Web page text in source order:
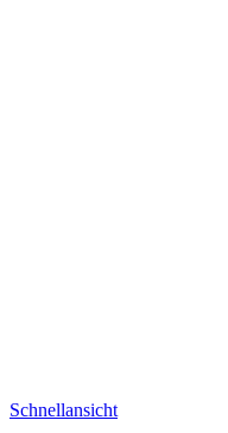
Schnellansicht